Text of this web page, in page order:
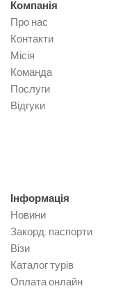
Компанія
Про нас
Контакти
Місія
Команда
Послуги
Відгуки
Інформація
Новини
Закорд. паспорти
Візи
Каталог турів
Оплата онлайн